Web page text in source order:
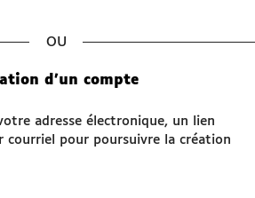
d’un compte
adresse électronique, un lien
courriel pour poursuivre la création